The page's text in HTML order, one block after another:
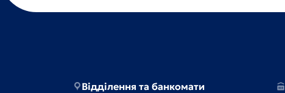
Відділення та банкомати